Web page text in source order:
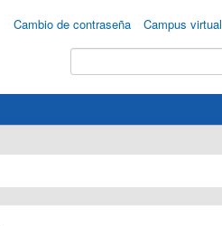
Cambio de contraseña Campus virtual